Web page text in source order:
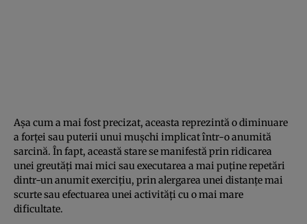
Așa cum a mai fost precizat, aceasta reprezintă o diminuare
a forței sau puterii unui mușchi implicat într-o anumită
sarcină. În fapt, această stare se manifestă prin ridicarea
unei greutăți mai mici sau executarea a mai puține repetări
dintr-un anumit exercițiu, prin alergarea unei distanțe mai
scurte sau efectuarea unei activități cu o mai mare
dificultate.